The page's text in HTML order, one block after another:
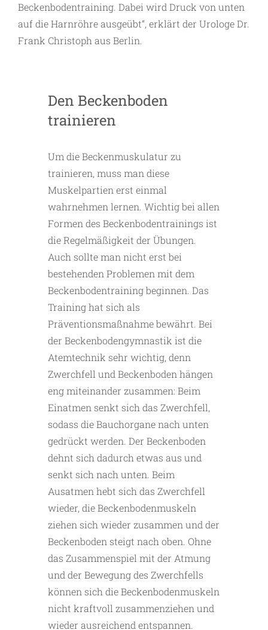
Beckenbodentraining. Dabei wird Druck von unten
auf die Harnröhre ausgeübt“, erklärt der Urologe Dr.
Frank Christoph aus Berlin.
Den Beckenboden
trainieren
Um die Beckenmuskulatur zu
trainieren, muss man diese
Muskelpartien erst einmal
wahrnehmen lernen. Wichtig bei allen
Formen des Beckenbodentrainings ist
die Regelmäßigkeit der Übungen.
Auch sollte man nicht erst bei
bestehenden Problemen mit dem
Beckenbodentraining beginnen. Das
Training hat sich als
Präventionsmaßnahme bewährt. Bei
der Beckenbodengymnastik ist die
Atemtechnik sehr wichtig, denn
Zwerchfell und Beckenboden hängen
eng miteinander zusammen: Beim
Einatmen senkt sich das Zwerchfell,
sodass die Bauchorgane nach unten
gedrückt werden. Der Beckenboden
dehnt sich dadurch etwas aus und
senkt sich nach unten. Beim
Ausatmen hebt sich das Zwerchfell
wieder, die Beckenbodenmuskeln
ziehen sich wieder zusammen und der
Beckenboden steigt nach oben. Ohne
das Zusammenspiel mit der Atmung
und der Bewegung des Zwerchfells
können sich die Beckenbodenmuskeln
nicht kraftvoll zusammenziehen und
wieder ausreichend entspannen.